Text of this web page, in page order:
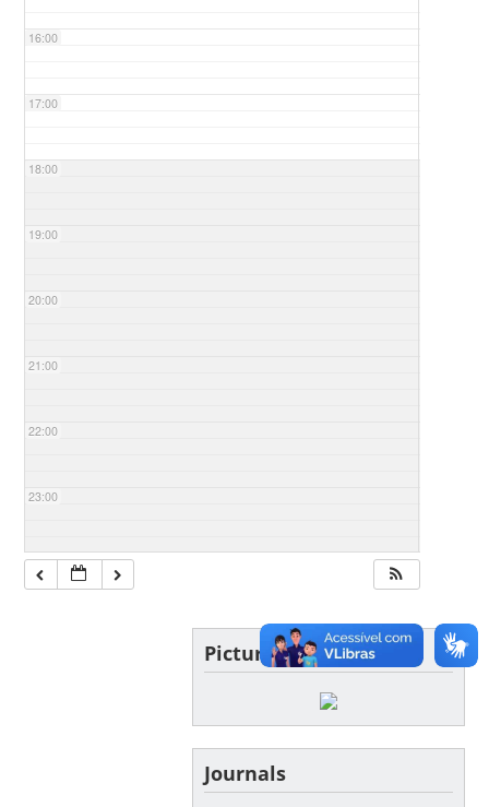
16:00
17:00
18:00
19:00
20:00
21:00
22:00
23:00
Picture of the day
Journals